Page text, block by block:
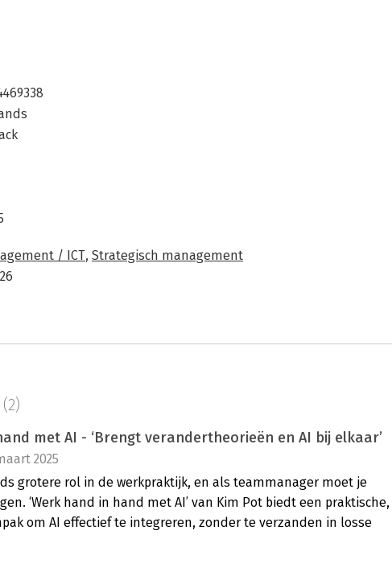
/ ICT, Strategisch management
(2)
met AI - ‘Brengt verandertheorieën en AI bij elkaar’
2025
grotere rol in de werkpraktijk, en als teammanager moet je
‘Werk hand in hand met AI’ van Kim Pot biedt een praktische,
om AI effectief te integreren, zonder te verzanden in losse